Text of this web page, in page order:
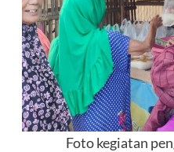
Foto kegiatan